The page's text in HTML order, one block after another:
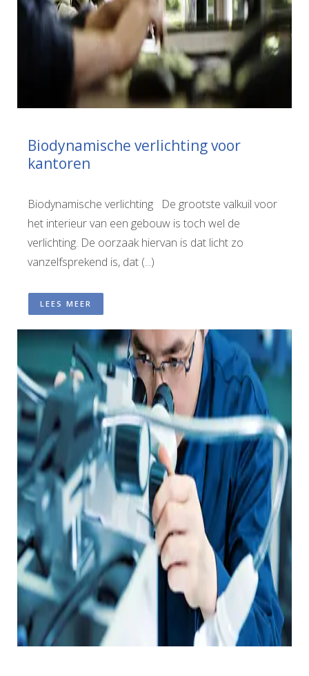
Biodynamische verlichting voor
kantoren
Biodynamische verlichting De grootste valkuil voor
het interieur van een gebouw is toch wel de
verlichting. De oorzaak hiervan is dat licht zo
vanzelfsprekend is, dat (...)
LEES MEER